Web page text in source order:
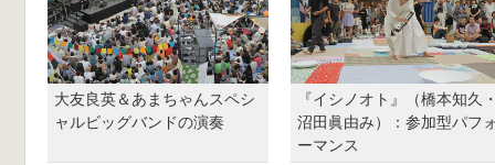
大友良英＆あまちゃんスペシ
ャルビッグバンドの演奏
『イシノオト』（橋本知久
沼田眞由み）：参加型パフ
ーマンス